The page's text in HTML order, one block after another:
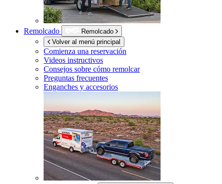
Remolcado
Remolcado
Volver al menú principal
Comienza una reservación
Videos instructivos
Consejos sobre cómo remolcar
Preguntas frecuentes
Enganches y accesorios